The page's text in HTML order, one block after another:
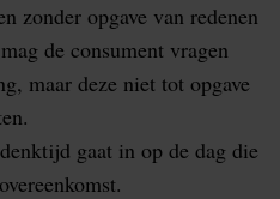
zonder opgave van redenen
de consument vragen
maar deze niet tot opgave
gaat in op de dag die